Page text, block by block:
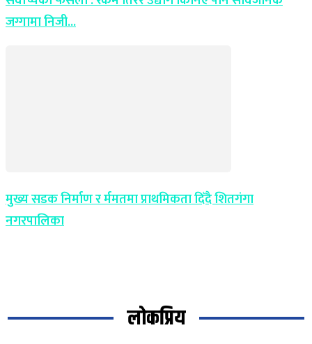
जग्गामा निजी...
मुख्य सडक निर्माण र र्ममतमा प्राथमिकता दिँदै शितगंगा
नगरपालिका
लोकप्रिय